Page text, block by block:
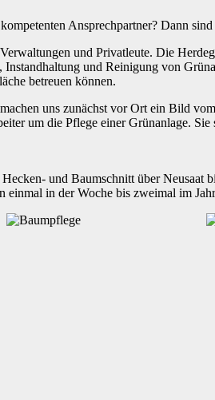
Ansprechpartner? Dann
und Privatleute. Die
und Reinigung von
betreuen können.
uns zunächst vor Ort ein Bild
um die Pflege einer Grünanlage. Sie
und Baumschnitt über
einmal in der Woche bis zweimal im